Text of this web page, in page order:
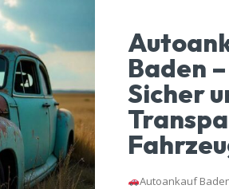
Baden
Sicher
Autoankauf